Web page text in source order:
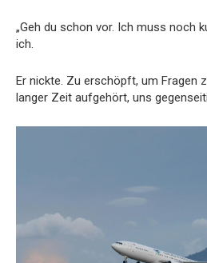
„Geh du schon vor. Ich muss noch
ich.
Er nickte. Zu erschöpft, um Fragen
langer Zeit aufgehört, uns